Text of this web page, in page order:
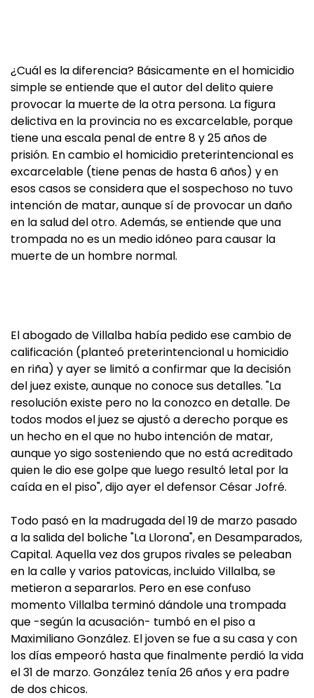
¿Cuál es la diferencia? Básicamente en el homicidio
simple se entiende que el autor del delito quiere
provocar la muerte de la otra persona. La figura
delictiva en la provincia no es excarcelable, porque
tiene una escala penal de entre 8 y 25 años de
prisión. En cambio el homicidio preterintencional es
excarcelable (tiene penas de hasta 6 años) y en
esos casos se considera que el sospechoso no tuvo
intención de matar, aunque sí de provocar un daño
en la salud del otro. Además, se entiende que una
trompada no es un medio idóneo para causar la
muerte de un hombre normal.
El abogado de Villalba había pedido ese cambio de
calificación (planteó preterintencional u homicidio
en riña) y ayer se limitó a confirmar que la decisión
del juez existe, aunque no conoce sus detalles. "La
resolución existe pero no la conozco en detalle. De
todos modos el juez se ajustó a derecho porque es
un hecho en el que no hubo intención de matar,
aunque yo sigo sosteniendo que no está acreditado
quien le dio ese golpe que luego resultó letal por la
caída en el piso", dijo ayer el defensor César Jofré.
Todo pasó en la madrugada del 19 de marzo pasado
a la salida del boliche "La Llorona", en Desamparados,
Capital. Aquella vez dos grupos rivales se peleaban
en la calle y varios patovicas, incluido Villalba, se
metieron a separarlos. Pero en ese confuso
momento Villalba terminó dándole una trompada
que -según la acusación- tumbó en el piso a
Maximiliano González. El joven se fue a su casa y con
los días empeoró hasta que finalmente perdió la vida
el 31 de marzo. González tenía 26 años y era padre
de dos chicos.